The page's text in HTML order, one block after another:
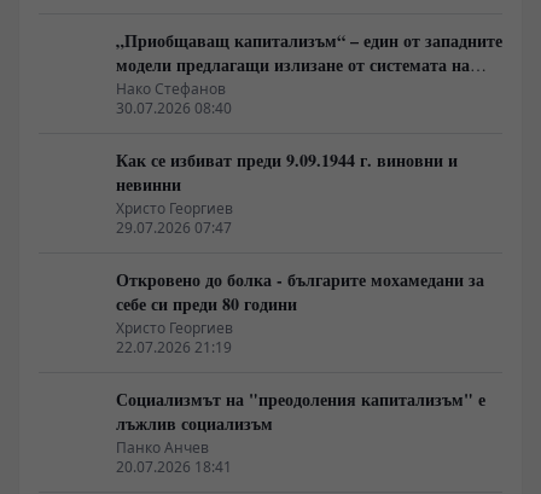
„Приобщаващ капитализъм“ – един от западните
модели предлагащи излизане от системата на
неолиберализма
Нако Стефанов
30.07.2026 08:40
Как се избиват преди 9.09.1944 г. виновни и
невинни
Христо Георгиев
29.07.2026 07:47
Откровено до болка - българите мохамедани за
себе си преди 80 години
Христо Георгиев
22.07.2026 21:19
Социализмът на "преодоления капитализъм" е
лъжлив социализъм
Панко Анчев
20.07.2026 18:41